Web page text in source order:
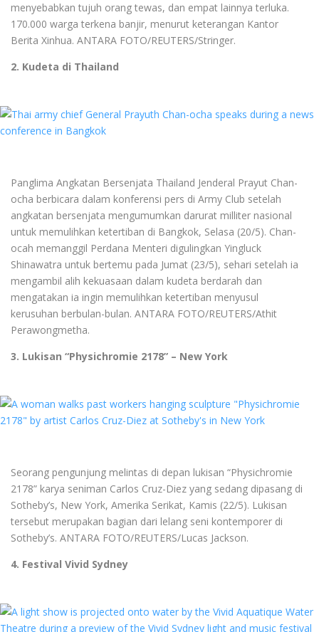
menyebabkan tujuh orang tewas, dan empat lainnya terluka.
170.000 warga terkena banjir, menurut keterangan Kantor
Berita Xinhua. ANTARA FOTO/REUTERS/Stringer.
2. Kudeta di Thailand
Panglima Angkatan Bersenjata Thailand Jenderal Prayut Chan-
ocha berbicara dalam konferensi pers di Army Club setelah
angkatan bersenjata mengumumkan darurat milliter nasional
untuk memulihkan ketertiban di Bangkok, Selasa (20/5). Chan-
ocah memanggil Perdana Menteri digulingkan Yingluck
Shinawatra untuk bertemu pada Jumat (23/5), sehari setelah ia
mengambil alih kekuasaan dalam kudeta berdarah dan
mengatakan ia ingin memulihkan ketertiban menyusul
kerusuhan berbulan-bulan. ANTARA FOTO/REUTERS/Athit
Perawongmetha.
3. Lukisan “Physichromie 2178” – New York
Seorang pengunjung melintas di depan lukisan “Physichromie
2178” karya seniman Carlos Cruz-Diez yang sedang dipasang di
Sotheby’s, New York, Amerika Serikat, Kamis (22/5). Lukisan
tersebut merupakan bagian dari lelang seni kontemporer di
Sotheby’s. ANTARA FOTO/REUTERS/Lucas Jackson.
4. Festival Vivid Sydney